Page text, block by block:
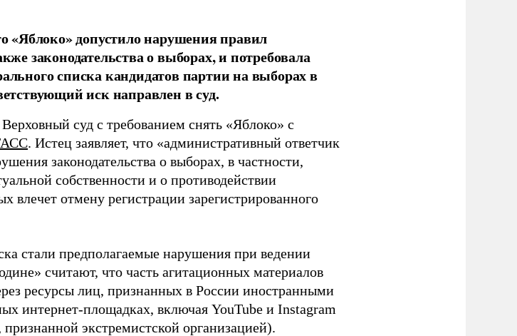
«Яблоко» допустило нарушения правил
законодательства о выборах, и потребовала
списка кандидатов партии на выборах в
иск направлен в суд.
суд с требованием снять «Яблоко» с
. Истец заявляет, что «административный ответчик
законодательства о выборах, в частности,
собственности и о противодействии
влечет отмену регистрации зарегистрированного
стали предполагаемые нарушения при ведении
считают, что часть агитационных материалов
ресурсы лиц, признанных в России иностранными
интернет-площадках, включая YouTube и Instagram
экстремистской организацией).